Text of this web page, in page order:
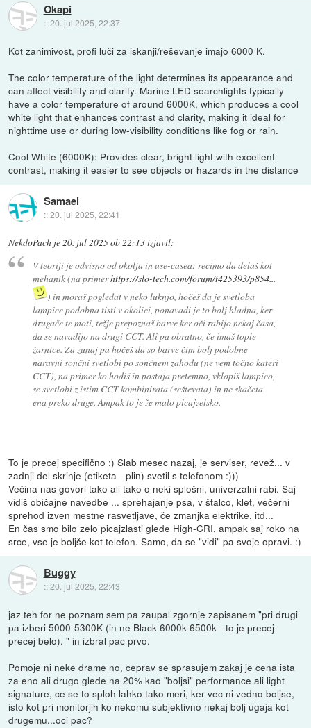
Okapi
::20. jul 2025, 22:37
Kot zanimivost, profi luči za iskanji/reševanje imajo 6000 K.
The color temperature of the light determines its appearance and
can affect visibility and clarity. Marine LED searchlights typically
have a color temperature of around 6000K, which produces a cool
white light that enhances contrast and clarity, making it ideal for
nighttime use or during low-visibility conditions like fog or rain.
Cool White (6000K): Provides clear, bright light with excellent
contrast, making it easier to see objects or hazards in the distance
Samael
::20. jul 2025, 22:41
NekdoPach je 20. jul 2025 ob 22:13izjavil:
V teoriji je odvisno od okolja in use-casea: recimo da delaš kot
mehanik (na primerhttps://slo-tech.com/forum/t425393/p854...
) in moraš pogledat v neko luknjo, hočeš da je svetloba
lampice podobna tisti v okolici, ponavadi je to bolj hladna, ker
drugače te moti, težje prepoznaš barve ker oči rabijo nekaj časa,
da se navadijo na drugi CCT. Ali pa obratno, če imaš tople
žarnice. Za zunaj pa hočeš da so barve čim bolj podobne
naravni sončni svetlobi po sončnem zahodu (ne vem točno kateri
CCT), na primer ko hodiš in postaja pretemno, vklopiš lampico,
se svetlobi z istim CCT kombinirata (seštevata) in ne skačeta
ena preko druge. Ampak to je že malo picajzelsko.
To je precej specifično :) Slab mesec nazaj, je serviser, revež... v
zadnji del skrinje (etiketa - plin) svetil s telefonom :)))
Večina nas govori tako ali tako o neki splošni, univerzalni rabi. Saj
vidiš običajne navedbe ... sprehajanje psa, v štalco, klet, večerni
sprehod izven mestne rasvetljave, če zmanjka elektrike, itd...
En čas smo bilo zelo picajzlasti glede High-CRI, ampak saj roko na
srce, vse je boljše kot telefon. Samo, da se "vidi" pa svoje opravi. :)
Buggy
::20. jul 2025, 22:43
jaz teh for ne poznam sem pa zaupal zgornje zapisanem "pri drugi
pa izberi 5000-5300K (in ne Black 6000k-6500k - to je precej
precej belo). " in izbral pac prvo.
Pomoje ni neke drame no, ceprav se sprasujem zakaj je cena ista
za eno ali drugo glede na 20% kao "boljsi" performance ali light
signature, ce se to sploh lahko tako meri, ker vec ni vedno boljse,
isto kot pri monitorjih ko nekomu subjektivno nekaj bolj ugaja kot
drugemu...oci pac?